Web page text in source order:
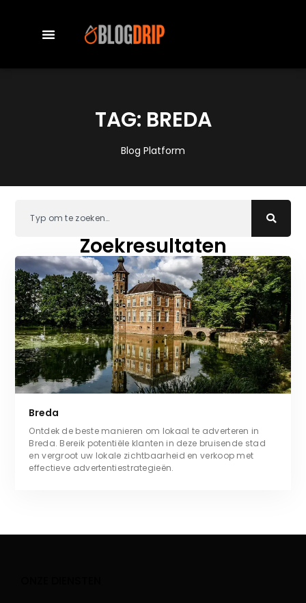
TAG: BREDA
Blog Platform
Zoekresultaten
Breda
Ontdek de beste manieren om lokaal te adverteren in
Breda. Bereik potentiële klanten in deze bruisende stad
en vergroot uw lokale zichtbaarheid en verkoop met
effectieve advertentiestrategieën.